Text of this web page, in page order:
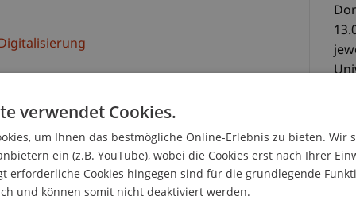
sowohl im öffentlichen als auch im privaten
das Vertrauen in Institutionen
kann. Auf internationaler Ebene sind
die Europarats-Gruppe der Staaten gegen
"Bestechung" und der
der Vereinten Nationen gegen
verwendet Cookies.
um Ihnen das bestmögliche Online-Erlebnis zu bieten. Wir
ein (z.B. YouTube), wobei die Cookies erst nach Ihrer
erforderliche Cookies hingegen sind für die grundlegende
und können somit nicht deaktiviert werden.